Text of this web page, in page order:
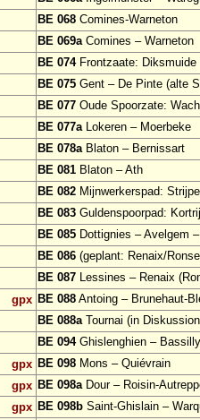
BE 068 Comines-Warneton
BE 069aComines – Warneton
BE 074Frontzaate: Diksmuide
BE 075 Gent – De Pinte (alte
BE 077 Oude Spoorzate:
BE 077aLokeren – Moerbeke
BE 078aBlaton – Bernissart
BE 081 Blaton – Ath
BE 082 Mijnwerkerspad:
BE 083 Guldenspoorpad:
BE 085 Dottignies – Avelgem
BE 086 (geplant: Renaix/
BE 087 Lessines – Renaix
gpx BE 088 Antoing – Brunehaut-
BE 088aTournai (in
BE 094Ghislenghien – Bassilly
gpx BE 098 Mons – Quiévrain
gpx BE 098aDour – Roisin-
gpx BE 098b Saint-Ghislain –